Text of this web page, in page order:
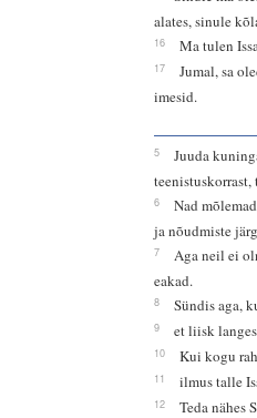
alates, sinule
16 Ma tulen
17
Jumal, sa
imesid.
5
Juuda
6
Nad
ja nõudmiste
7
Aga neil ei
eakad.
8 Sündis aga,
9 et liisk
10 Kui kogu
11 ilmus talle
12 Teda nähes